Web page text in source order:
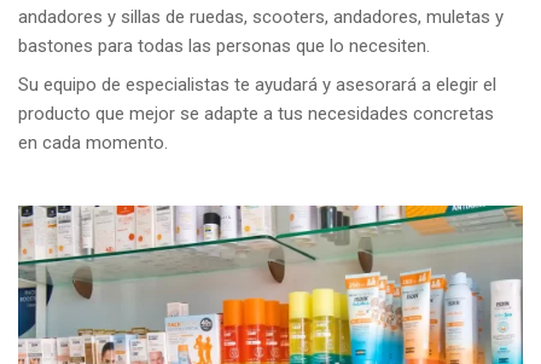
andadores y sillas de ruedas, scooters, andadores, muletas y
bastones para todas las personas que lo necesiten.
Su equipo de especialistas te ayudará y asesorará a elegir el
producto que mejor se adapte a tus necesidades concretas
en cada momento.